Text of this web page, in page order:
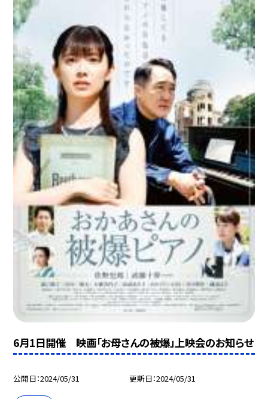
6月1日開催 映画「お母さんの被爆」上映会のお知らせ
公開日 2024/05/31 更新日 2024/05/31